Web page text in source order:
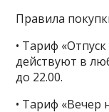
Правила
• Тариф
действуют в
до 22.00.
• Тариф «Вечер